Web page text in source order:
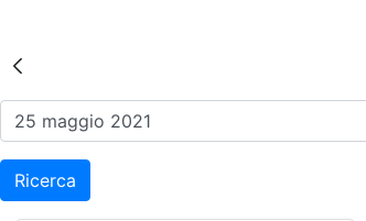
Risultati della
Ricerca